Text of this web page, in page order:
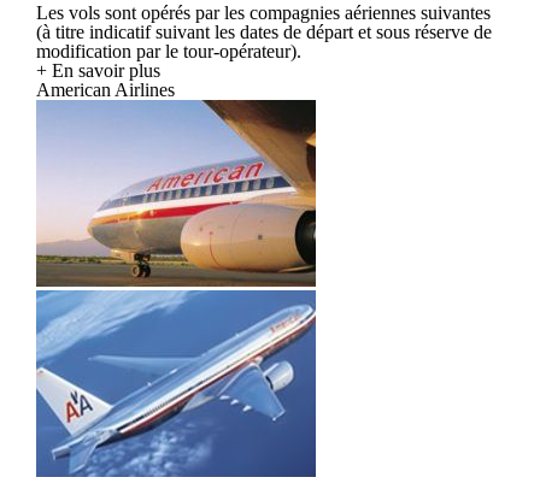
Les vols sont opérés par les compagnies aériennes suivantes
(à titre indicatif suivant les dates de départ et sous réserve de
modification par le tour-opérateur).
+ En savoir plus
American Airlines